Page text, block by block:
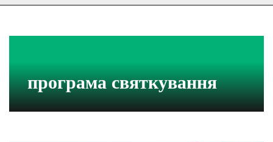
програма святкування